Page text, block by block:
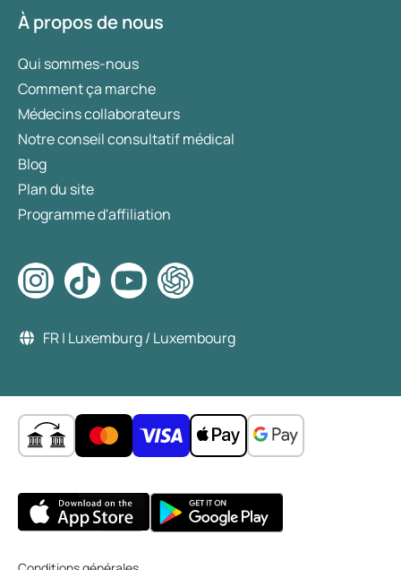
À propos de nous
Qui sommes-nous
Comment ça marche
Médecins collaborateurs
Notre conseil consultatif médical
Blog
Plan du site
Programme d'affiliation
FR | Luxemburg / Luxembourg